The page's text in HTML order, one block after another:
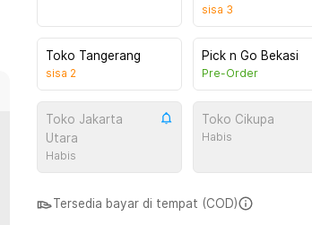
sisa 3
Toko Tangerang
sisa 2
Pick n Go Bekasi
Pre-Order
Toko Jakarta
Utara
Habis
Toko Cikupa
Habis
Tersedia bayar di tempat (COD)